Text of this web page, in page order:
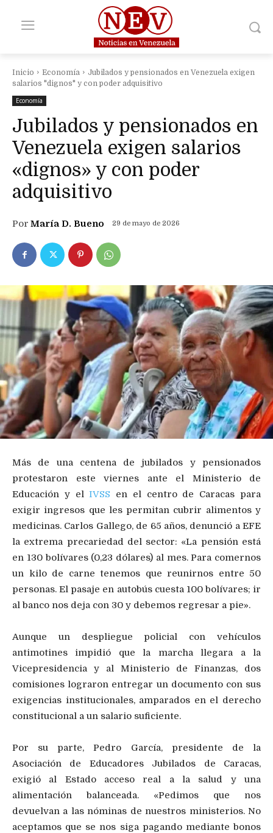
Inicio Economía
Jubilados y pensionados en Venezuela exigen
salarios "dignos" y con poder adquisitivo
Economía
Jubilados y pensionados en
Venezuela exigen salarios
«dignos» y con poder
adquisitivo
Por María D. Bueno 29 de mayo de 2026
Más de una centena de jubilados y pensionados
protestaron este viernes ante el Ministerio de
Educación y elIVSS en el centro de Caracas para
exigir ingresos que les permitan cubrir alimentos y
medicinas. Carlos Gallego, de 65 años, denunció a EFE
la extrema precariedad del sector: «La pensión está
en 130 bolívares (0,23 dólares) al mes. Para comernos
un kilo de carne tenemos que reunirnos entre 50
personas. El pasaje en autobús cuesta 100 bolívares; ir
al banco nos deja con 30 y debemos regresar a pie».
Aunque un despliegue policial con vehículos
antimotines impidió que la marcha llegara a la
Vicepresidencia y al Ministerio de Finanzas, dos
comisiones lograron entregar un documento con sus
exigencias institucionales, amparados en el derecho
constitucional a un salario suficiente.
Por su parte, Pedro García, presidente de la
Asociación de Educadores Jubilados de Caracas,
exigió al Estado acceso real a la salud y una
alimentación balanceada. «Pedimos que nos
devuelvan a las nóminas de nuestros ministerios. No
aceptamos que se nos siga pagando mediante bonos